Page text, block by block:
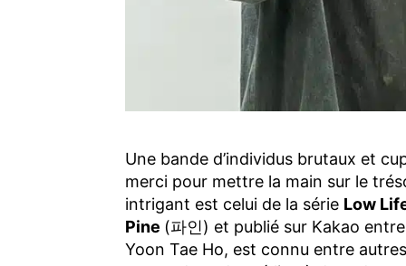
Une bande d’individus brutaux et
merci pour mettre la main sur le
intrigant est celui de la série Low
Pine (파인) et publié sur Kakao
Yoon Tae Ho, est connu entre